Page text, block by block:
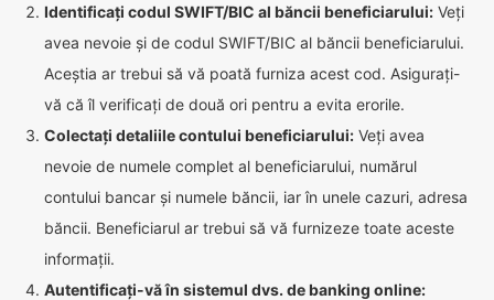
Identificați codul SWIFT/BIC al băncii beneficiarului: Veți
avea nevoie și de codul SWIFT/BIC al băncii beneficiarului.
Aceștia ar trebui să vă poată furniza acest cod. Asigurați-
vă că îl verificați de două ori pentru a evita erorile.
Colectați detaliile contului beneficiarului: Veți avea
nevoie de numele complet al beneficiarului, numărul
contului bancar și numele băncii, iar în unele cazuri, adresa
băncii. Beneficiarul ar trebui să vă furnizeze toate aceste
informații.
Autentificați-vă în sistemul dvs. de banking online: